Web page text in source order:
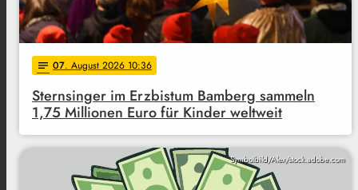
notes 07. August 2026 10:36
Sternsinger im Erzbistum Bamberg sammeln
1,75 Millionen Euro für Kinder weltweit
Symbolbild/Alex/stock.adobe.com